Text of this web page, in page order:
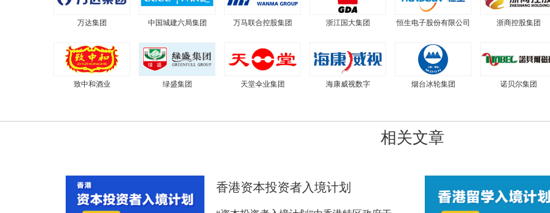
万达集团 中国城建六局集团 万马联合控股集团 浙江国大集团 恒生电子股份有限公司 浙商控股集团
致中和酒业 绿盛集团 天堂伞业集团 海康威视数字 烟台冰轮集团 诺贝尔集团
相关文章
香港资本投资者入境计划